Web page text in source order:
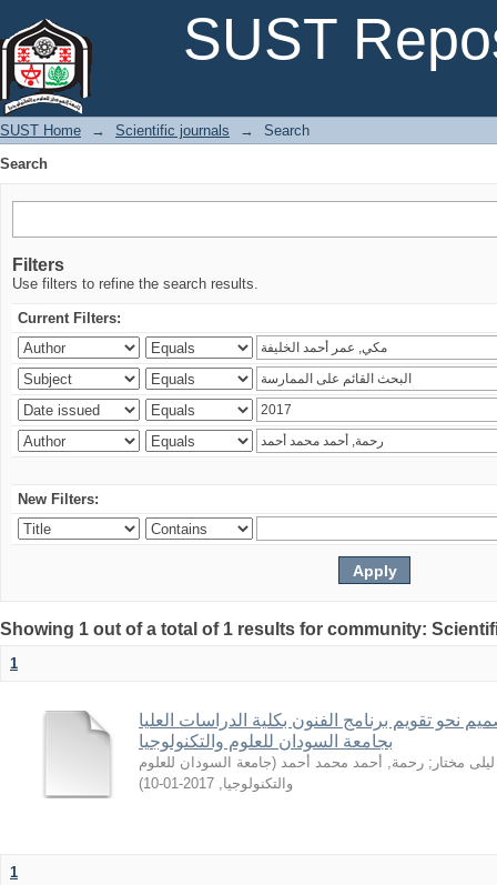
SUST
SUST Home → Scientific journals →
Search
Search
Filters
Use filters to refine the search results.
Current Filters:
New Filters:
Showing 1 out of a total of 1 results for community:
1
نحو تقويم برنامج الفنون بكلية الدراسات العليا
بجامعة السودان للعلوم والتكنولوجيا
مختار ; رحمة, أحمد محمد أحمد (جامعة السودان للعلوم
والتكنولوجيا,
2017-01-10
)
1